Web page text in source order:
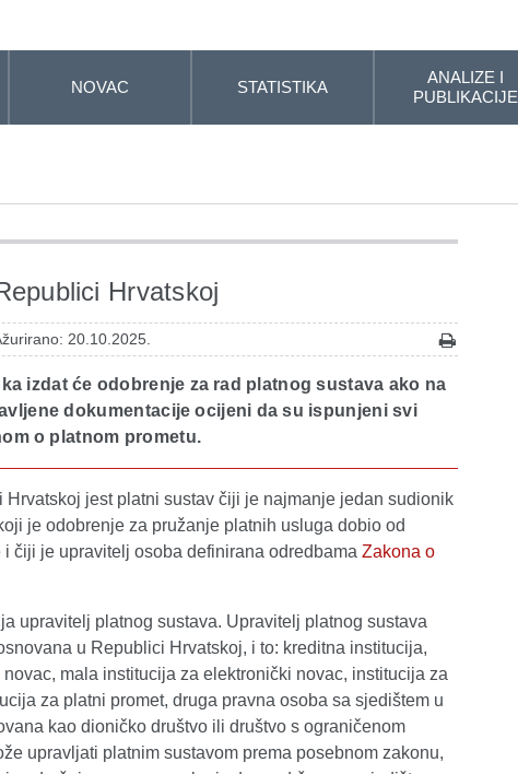
NOVAC STATISTIKA
ANALIZE I
PUBLIKACIJE
Hrvatskoj
20.10.2025.
izdat će odobrenje za rad platnog sustava ako na
dokumentacije ocijeni da su ispunjeni svi
o platnom prometu.
Hrvatskoj jest platni sustav čiji je najmanje jedan sudionik
je odobrenje za pružanje platnih usluga dobio od
i čiji je upravitelj osoba definirana odredbama Zakona o
upravitelj platnog sustava. Upravitelj platnog sustava
u Republici Hrvatskoj, i to: kreditna institucija,
mala institucija za elektronički novac, institucija za
za platni promet, druga pravna osoba sa sjedištem u
kao dioničko društvo ili društvo s ograničenom
upravljati platnim sustavom prema posebnom zakonu,